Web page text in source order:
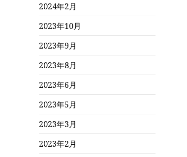
2024年2月
2023年10月
2023年9月
2023年8月
2023年6月
2023年5月
2023年3月
2023年2月